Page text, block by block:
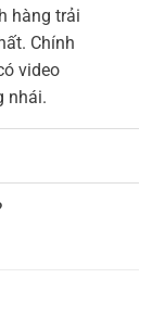
hàng trải
Chính
video
nhái.